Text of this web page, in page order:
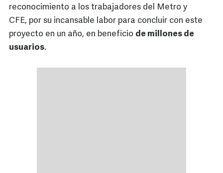
reconocimiento a los trabajadores del Metro y
CFE, por su incansable labor para concluir con este
proyecto en un año, en beneficio de millones de
usuarios.